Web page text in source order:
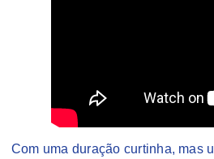
Com uma duração curtinha, mas